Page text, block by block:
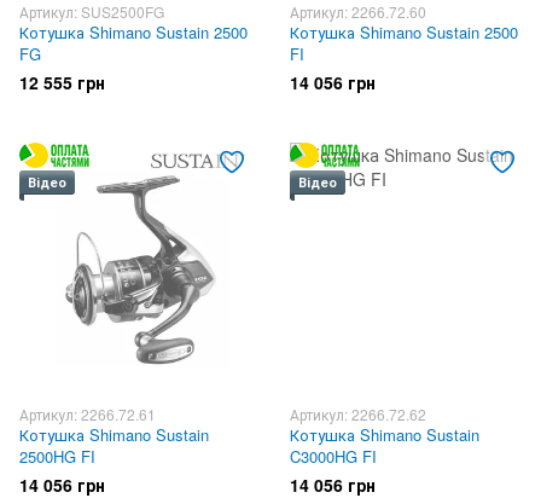
Артикул: SUS2500FG
Котушка Shimano Sustain 2500
FG
12 555 грн
Артикул: 2266.72.60
Котушка Shimano Sustain 2500
FI
14 056 грн
Відео
Артикул: 2266.72.61
Котушка Shimano Sustain
2500HG FI
14 056 грн
Відео
Артикул: 2266.72.62
Котушка Shimano Sustain
C3000HG FI
14 056 грн